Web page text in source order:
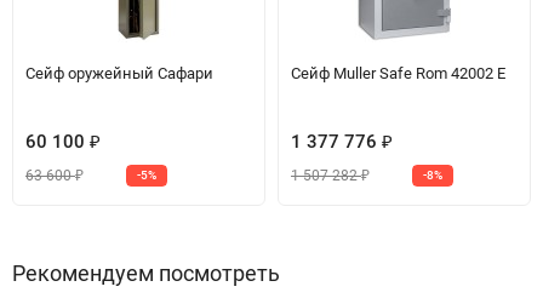
Сейф оружейный Сафари
60 100 ₽
63 600₽ -5%
Сейф Muller Safe Rom 42002 E
1 377 776 ₽
1 507 282₽ -8%
Рекомендуем посмотреть